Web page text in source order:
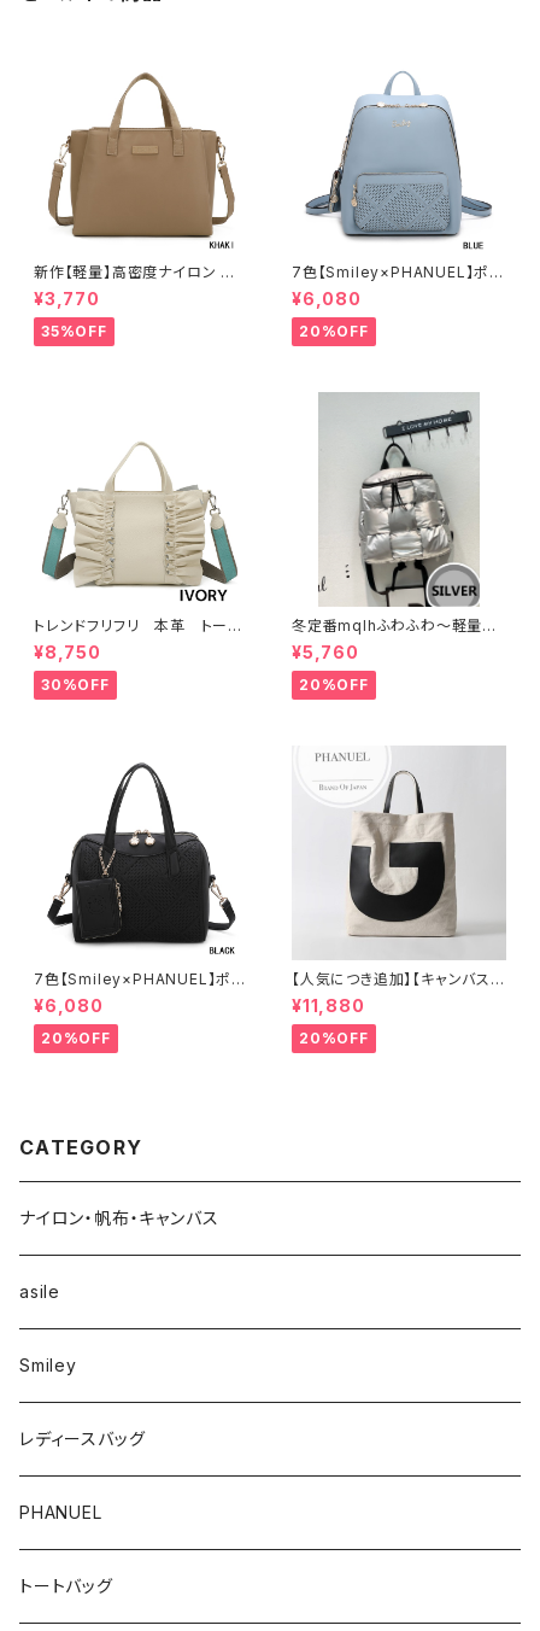
新作【軽量】高密度ナイロン 撥
水加工 三層式 トート 肩がけ シ
ョルダー 2WAY 出勤 A6206-2
¥3,770
35%OFF
7色【Smiley×PHANUEL】ポー
チ付 リュックサック リュックレデ
ィース カジュアル おしゃれ 通学
旅行 A8937-1
¥6,080
20%OFF
トレンドフリフリ 本革 トート
バッグ キャンバスショルダー
コラボー
¥8,750
30%OFF
冬定番mqlhふわふわ～軽量＆
撥水ナイロン ダウンバッグ 2wa
y リュック 60319-082
¥5,760
20%OFF
7色【Smiley×PHANUEL】ポー
チ付き、ボストンハンドバッグ シ
ョルダーバッグ 2WAY A8937-
3
¥6,080
20%OFF
【人気につき追加】【キャンバス×
牛革】A4 2way 肩がけ ショル
ダー 縦長トートバッグ レディー
ス 888389
¥11,880
20%OFF
CATEGORY
ナイロン・帆布・キャンバス
asile
Smiley
レディースバッグ
PHANUEL
トートバッグ